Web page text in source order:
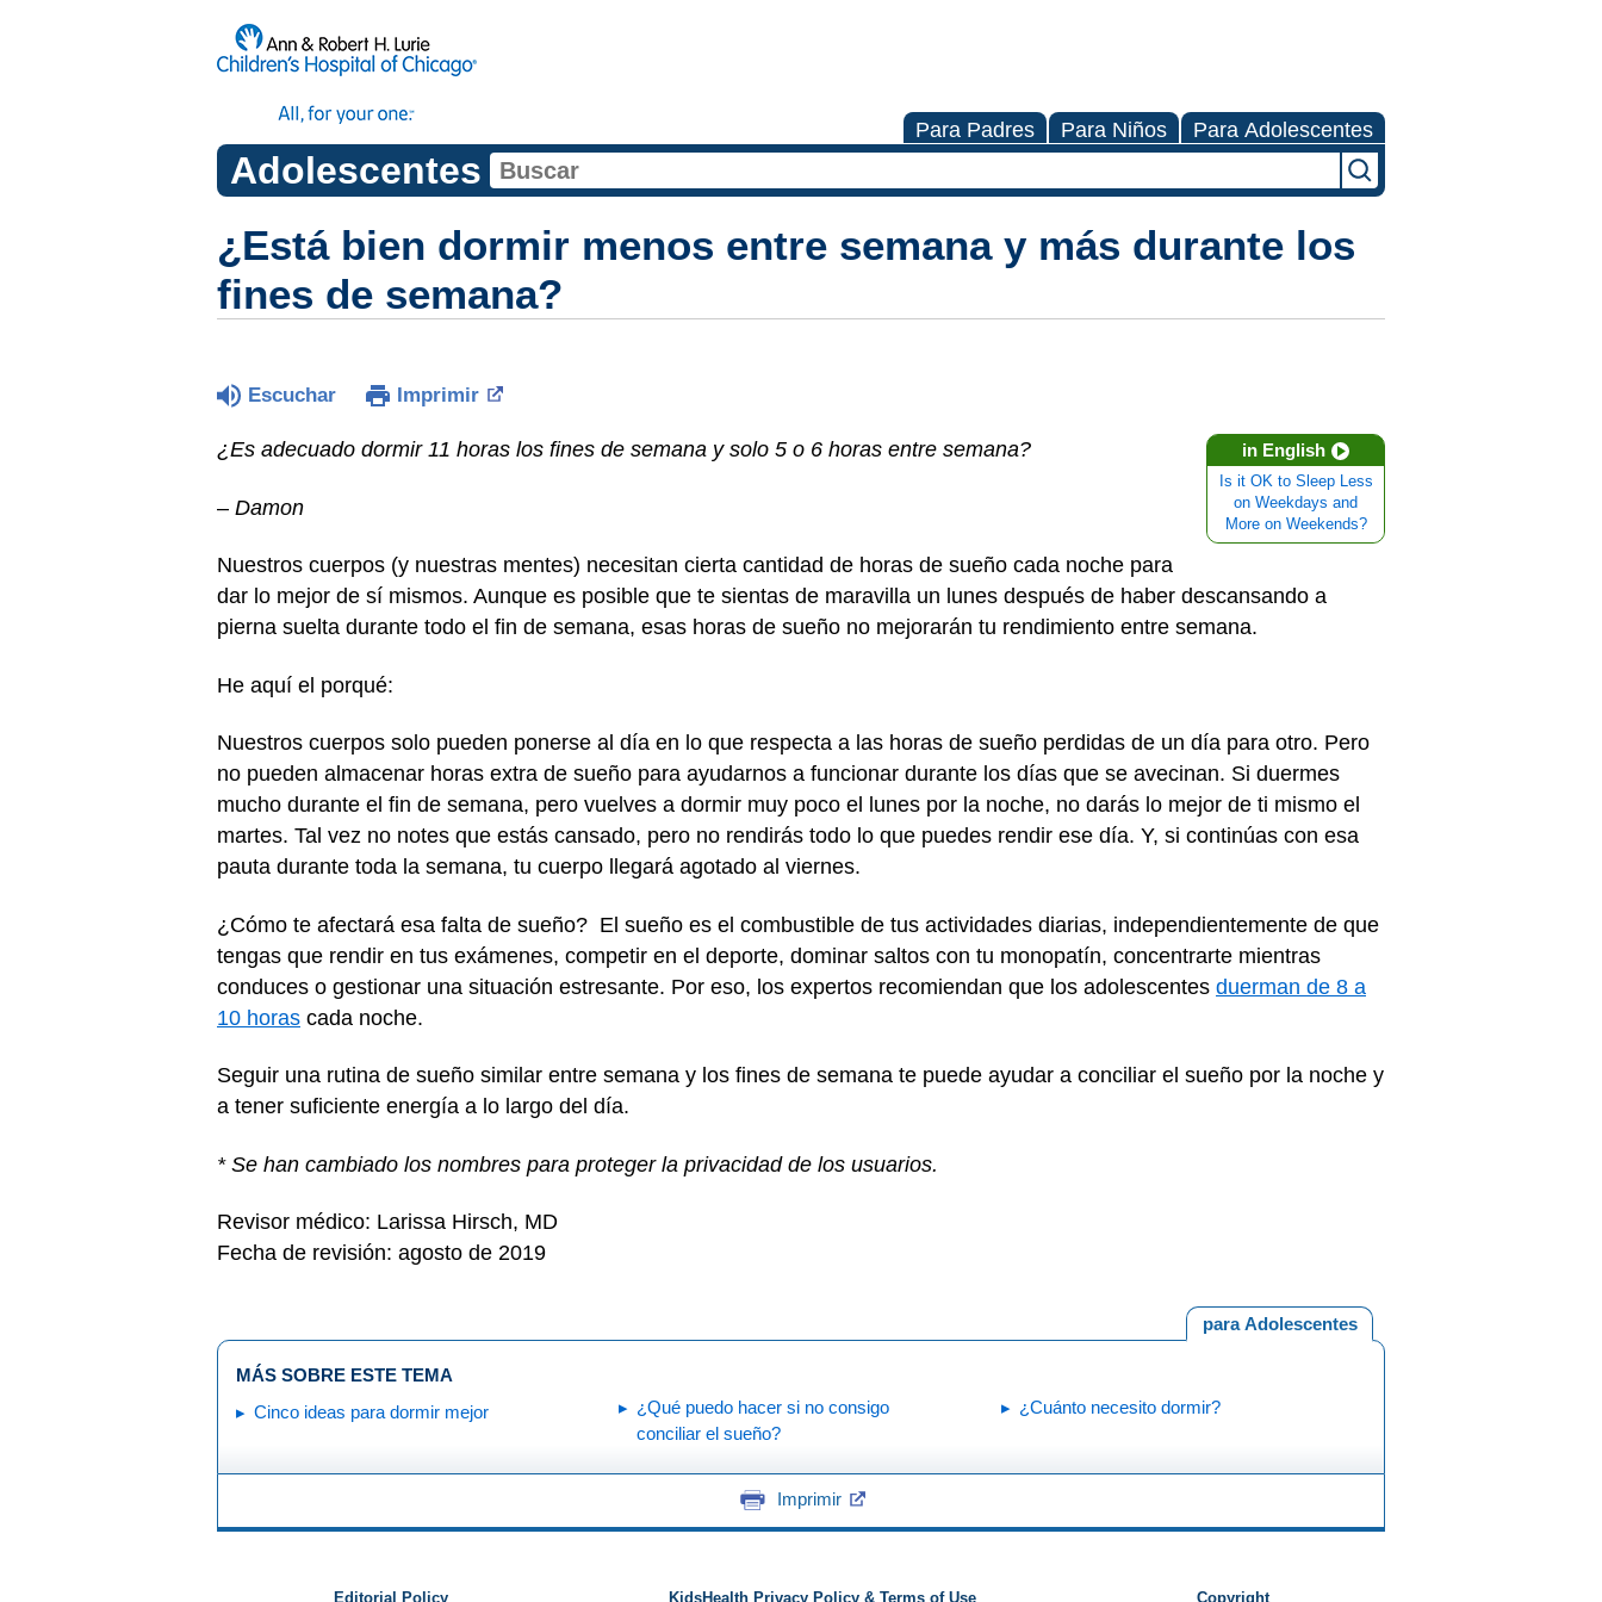
Para Padres Para Niños Para Adolescentes
Adolescentes
¿Está bien dormir menos entre semana y más durante los
fines de semana?
Escuchar Imprimir
in English
Is it OK to Sleep Less
on Weekdays and
More on Weekends?
¿Es adecuado dormir 11 horas los fines de semana y solo 5 o 6 horas entre semana?
– Damon
Nuestros cuerpos (y nuestras mentes) necesitan cierta cantidad de horas de sueño cada noche para
dar lo mejor de sí mismos. Aunque es posible que te sientas de maravilla un lunes después de haber descansando a
pierna suelta durante todo el fin de semana, esas horas de sueño no mejorarán tu rendimiento entre semana.
He aquí el porqué:
Nuestros cuerpos solo pueden ponerse al día en lo que respecta a las horas de sueño perdidas de un día para otro. Pero
no pueden almacenar horas extra de sueño para ayudarnos a funcionar durante los días que se avecinan. Si duermes
mucho durante el fin de semana, pero vuelves a dormir muy poco el lunes por la noche, no darás lo mejor de ti mismo el
martes. Tal vez no notes que estás cansado, pero no rendirás todo lo que puedes rendir ese día. Y, si continúas con esa
pauta durante toda la semana, tu cuerpo llegará agotado al viernes.
¿Cómo te afectará esa falta de sueño? El sueño es el combustible de tus actividades diarias, independientemente de que
tengas que rendir en tus exámenes, competir en el deporte, dominar saltos con tu monopatín, concentrarte mientras
conduces o gestionar una situación estresante. Por eso, los expertos recomiendan que los adolescentes duerman de 8 a
10 horas cada noche.
Seguir una rutina de sueño similar entre semana y los fines de semana te puede ayudar a conciliar el sueño por la noche y
a tener suficiente energía a lo largo del día.
* Se han cambiado los nombres para proteger la privacidad de los usuarios.
Revisor médico: Larissa Hirsch, MD
Fecha de revisión: agosto de 2019
para Adolescentes
MÁS SOBRE ESTE TEMA
Cinco ideas para dormir mejor
¿Qué puedo hacer si no consigo
conciliar el sueño?
¿Cuánto necesito dormir?
Imprimir
Editorial Policy KidsHealth Privacy Policy & Terms of Use Copyright